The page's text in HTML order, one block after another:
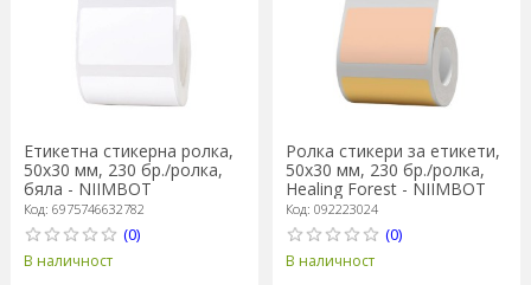
Етикетна стикерна ролка,
50x30 мм, 230 бр./ролка,
бяла - NIIMBOT
Код: 6975746632782
(0)
В наличност
Ролка стикери за етикети,
50x30 мм, 230 бр./ролка,
Healing Forest - NIIMBOT
Код: 092223024
(0)
В наличност